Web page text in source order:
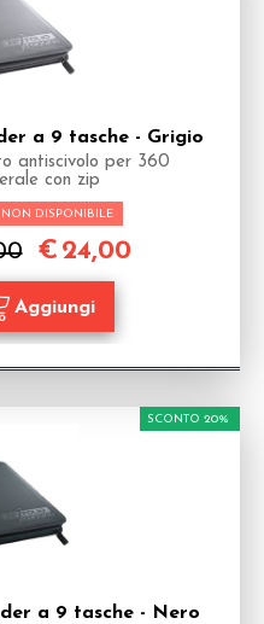
a 9 tasche - Grigio
antiscivolo per 360
con zip
NON DISPONIBILE
€ 24,00
a 9 tasche - Nero
SCONTO 20%